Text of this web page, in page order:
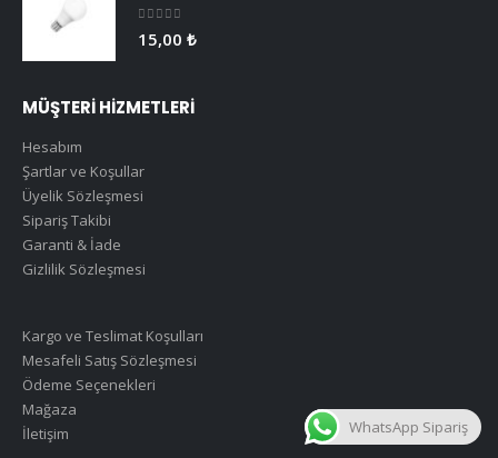
0 5 üzerinden
15,00 ₺
MÜŞTERİ HİZMETLERİ
Hesabım
Şartlar ve Koşullar
Üyelik Sözleşmesi
Sipariş Takibi
Garanti & İade
Gizlilik Sözleşmesi
Kargo ve Teslimat Koşulları
Mesafeli Satış Sözleşmesi
Ödeme Seçenekleri
Mağaza
İletişim
WhatsApp Sipariş